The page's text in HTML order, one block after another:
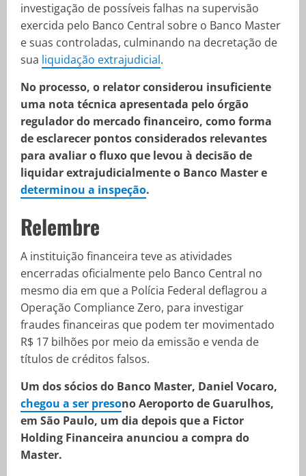
investigação de possíveis falhas na supervisão
exercida pelo Banco Central sobre o Banco Master
e suas controladas, culminando na decretação de
sua liquidação extrajudicial.
No processo, o relator considerou insuficiente
uma nota técnica apresentada pelo órgão
regulador do mercado financeiro, como forma
de esclarecer pontos considerados relevantes
para avaliar o fluxo que levou à decisão de
liquidar extrajudicialmente o Banco Master e
determinou a inspeção.
Relembre
A instituição financeira teve as atividades
encerradas oficialmente pelo Banco Central no
mesmo dia em que a Polícia Federal deflagrou a
Operação Compliance Zero, para investigar
fraudes financeiras que podem ter movimentado
R$ 17 bilhões por meio da emissão e venda de
títulos de créditos falsos.
Um dos sócios do Banco Master, Daniel Vocaro,
chegou a ser presono Aeroporto de Guarulhos,
em São Paulo, um dia depois que a Fictor
Holding Financeira anunciou a compra do
Master.